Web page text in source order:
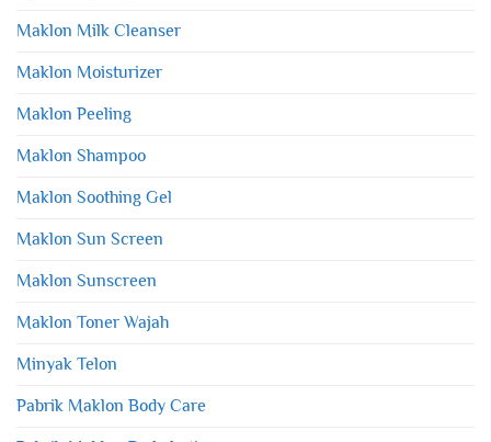
Maklon Milk Cleanser
Maklon Moisturizer
Maklon Peeling
Maklon Shampoo
Maklon Soothing Gel
Maklon Sun Screen
Maklon Sunscreen
Maklon Toner Wajah
Minyak Telon
Pabrik Maklon Body Care